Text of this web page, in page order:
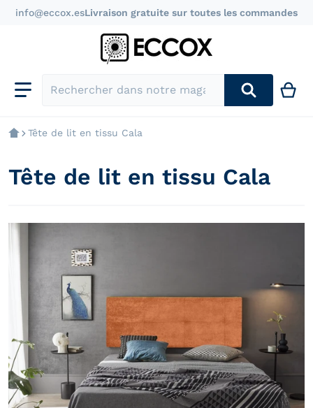
info@eccox.esLivraison gratuite sur toutes les commandes
Rechercher dans notre magasin
Tête de lit en tissu Cala
files/cabecero-cala-de-tela-nido_75b878ab-ef6a-41fc-
Ouvrir le média 1 en vue
Tête de lit en tissu Cala